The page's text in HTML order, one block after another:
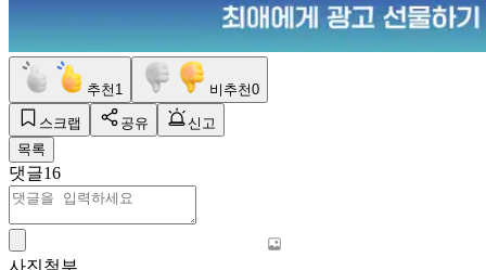
추천 1 비추천0
스크랩 공유
신고
목록
댓글16
사진첨부